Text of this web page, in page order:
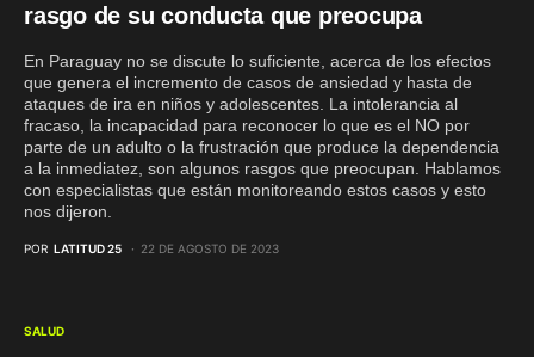
rasgo de su conducta que preocupa
En Paraguay no se discute lo suficiente, acerca de los efectos
que genera el incremento de casos de ansiedad y hasta de
ataques de ira en niños y adolescentes. La intolerancia al
fracaso, la incapacidad para reconocer lo que es el NO por
parte de un adulto o la frustración que produce la dependencia
a la inmediatez, son algunos rasgos que preocupan. Hablamos
con especialistas que están monitoreando estos casos y esto
nos dijeron.
POR LATITUD 25 22 DE AGOSTO DE 2023
SALUD